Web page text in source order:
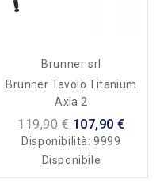
Brunner srl
Brunner Tavolo Titanium
Axia 2
119,90 € 107,90 €
Disponibilità:9999
Disponibile